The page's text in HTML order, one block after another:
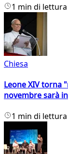
1 min di lettura
Chiesa
Leone XIV torna
novembre sarà
1 min di lettura